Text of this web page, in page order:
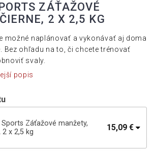
ZÁŤAŽOVÉ
2 X 2,5 KG
možné naplánovať a vykonávať aj doma
Bez ohľadu na to, či chcete trénovať
svaly.
popis
Sports Záťažové manžety,
2 x 2,5 kg
15,09 €